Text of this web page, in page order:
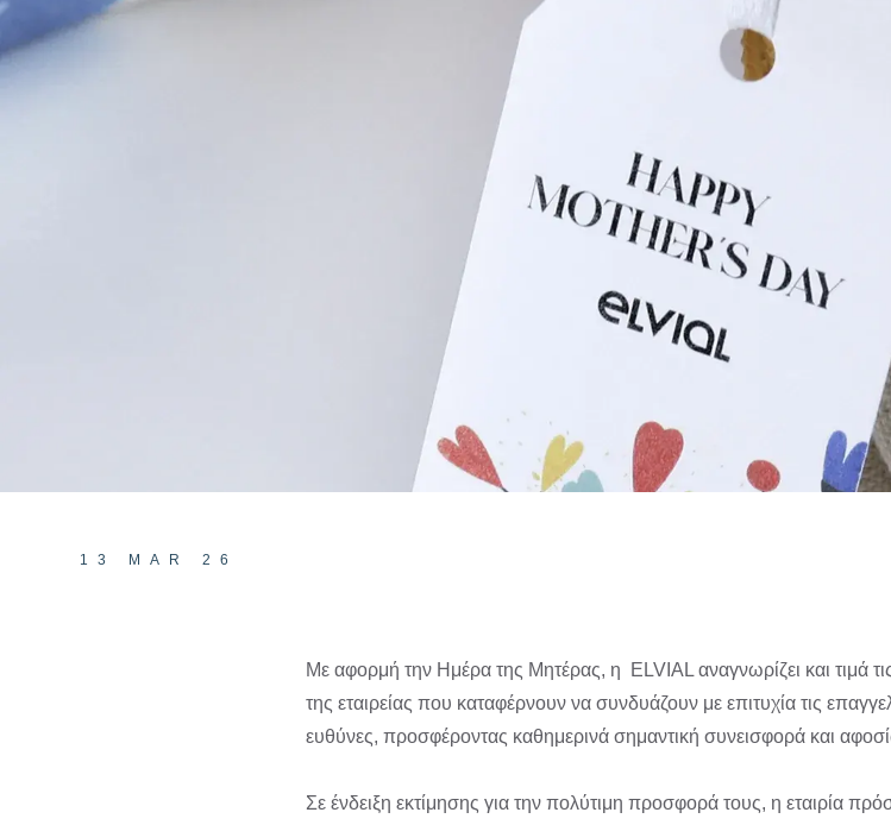
13 MAR 26
Με αφορμή την Ημέρα της Μητέρας, η ELVIAL αναγνωρίζει και τιμά
της εταιρείας που καταφέρνουν να συνδυάζουν με επιτυχία τις
ευθύνες, προσφέροντας καθημερινά σημαντική συνεισφορά και
Σε ένδειξη εκτίμησης για την πολύτιμη προσφορά τους, η εταιρία